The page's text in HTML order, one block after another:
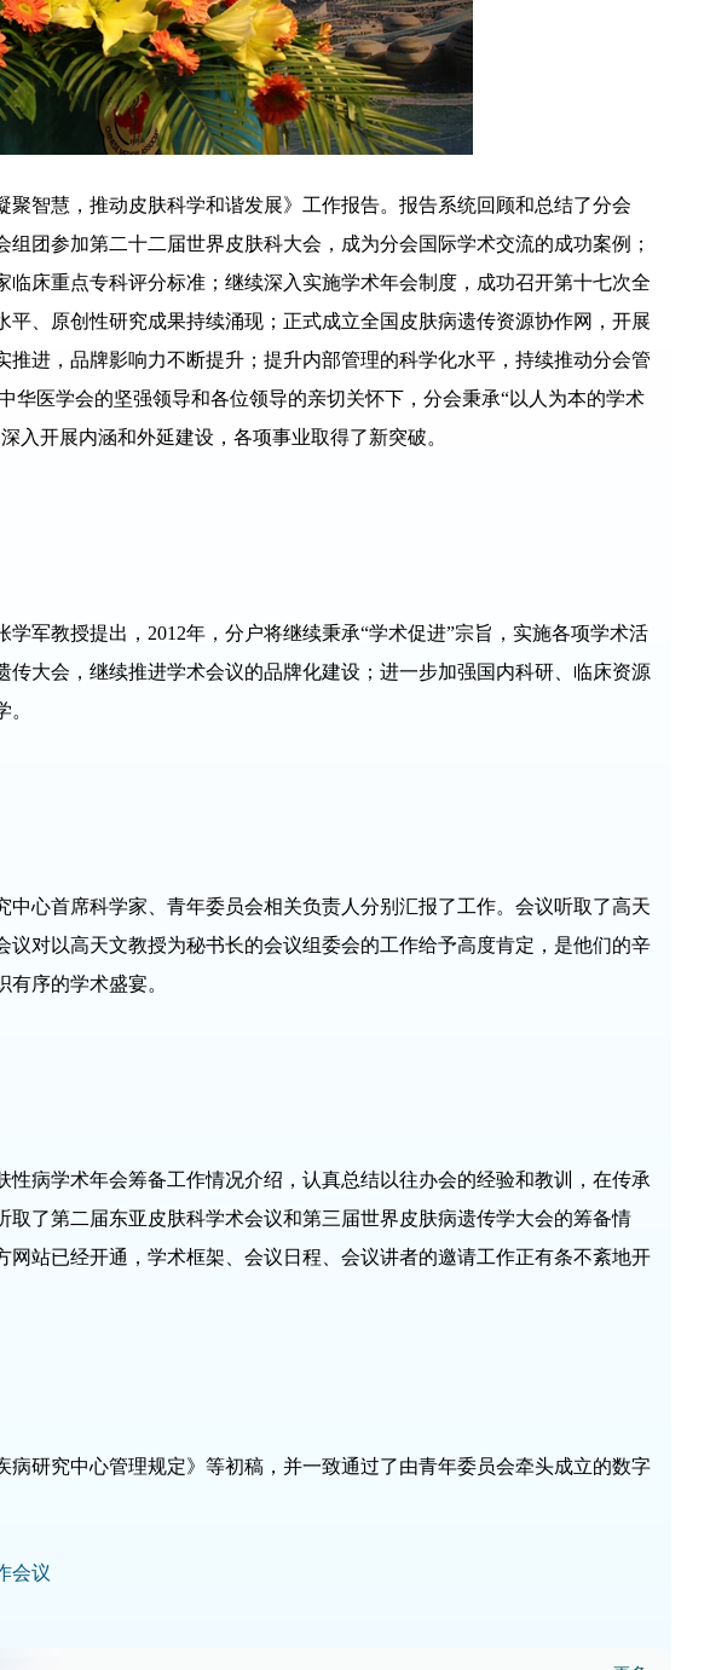
智慧，推动皮肤科学和谐发展》工作报告。报告系统回顾和总结了分会
团参加第二十二届世界皮肤科大会，成为分会国际学术交流的成功案例；
床重点专科评分标准；继续深入实施学术年会制度，成功召开第十七次全
、原创性研究成果持续涌现；正式成立全国皮肤病遗传资源协作网，开展
进，品牌影响力不断提升；提升内部管理的科学化水平，持续推动分会管
华医学会的坚强领导和各位领导的亲切关怀下，分会秉承“以人为本的学术
入开展内涵和外延建设，各项事业取得了新突破。
教授提出，2012年，分户将继续秉承“学术促进”宗旨，实施各项学术活
大会，继续推进学术会议的品牌化建设；进一步加强国内科研、临床资源
心首席科学家、青年委员会相关负责人分别汇报了工作。会议听取了高天
对以高天文教授为秘书长的会议组委会的工作给予高度肯定，是他们的辛
序的学术盛宴。
病学术年会筹备工作情况介绍，认真总结以往办会的经验和教训，在传承
了第二届东亚皮肤科学术会议和第三届世界皮肤病遗传学大会的筹备情
站已经开通，学术框架、会议日程、会议讲者的邀请工作正有条不紊地开
研究中心管理规定》等初稿，并一致通过了由青年委员会牵头成立的数字
会议